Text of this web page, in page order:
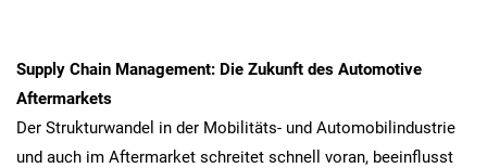
Supply Chain Management: Die Zukunft des Automotive
Aftermarkets
Der Strukturwandel in der Mobilitäts- und Automobilindustrie
und auch im Aftermarket schreitet schnell voran, beeinflusst